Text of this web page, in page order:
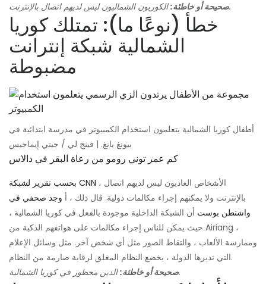
صحيحة أو خاطئة:الكوريون الشماليون ليس لديهم اتصال بالإنترنت.
خطأ (نوعًا ما): تمتلك كوريا
الشمالية شبكة إنترانت
مضبوطة
أطفال كوريا الشمالية يتعلمون استخدام الكمبيوتر في مدرسة ابتدائية في
بيونغ يانغ. | فينج لي / جيتي إيماجيس
كم عمر توني رومو من رعاة البقر في دالاس
بحسب تقرير لشبكة CNN ، الأشخاص العاديون ليس لديهم اتصال
بالإنترنت ولا يمكنهم إجراء مكالمات دولية. قال ذلك ، أ وجد صحفي في
واشنطن بوست أن الشبكة الداخلية موجودة بالفعل في كوريا الشمالية ،
حيث يمكن للناس إجراء مكالمات على هواتفهم الذكية من Airiang ،
وممارسة الألعاب ، والتقاط الصور مثل أي شخص آخر. مثل وسائل الإعلام
التي تديرها الدولة ، يخضع النظام المغلق لرقابة صارمة من النظام.
صحيحة أو خاطئة:الدين محظور في كوريا الشمالية.